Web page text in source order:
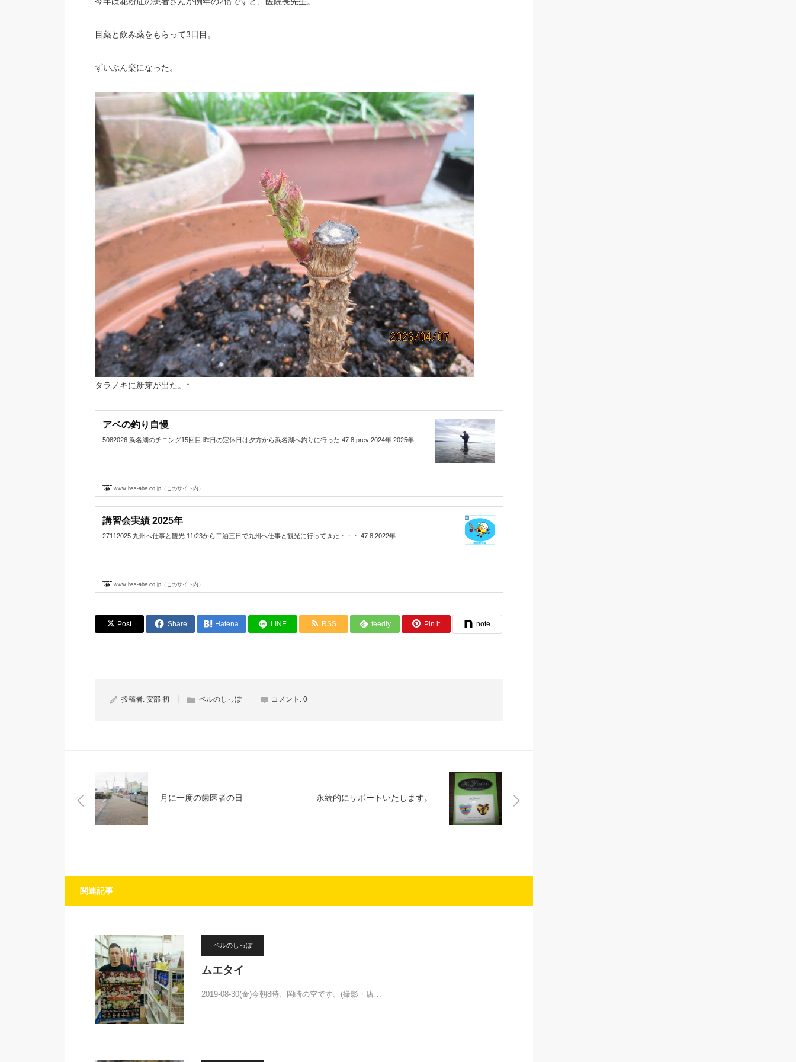
目薬と飲み薬をもらって3日目。
ずいぶん楽になった。
タラノキに新芽が出た。↑
アベの釣り自慢
5082026 浜名湖のチニング15回目 昨日の定休日は夕方から浜名湖へ釣りに行った 47 8 prev 2024年 2025年 ...
www.bss-abe.co.jp（このサイト内）
講習会実績 2025年
27112025 九州へ仕事と観光 11/23から二泊三日で九州へ仕事と観光に行ってきた・・・ 47 8 2022年 ...
www.bss-abe.co.jp（このサイト内）
Post Share Hatena LINE RSS feedly Pin it note
投稿者: 安部 初 ベルのしっぽ コメント: 0
月に一度の歯医者の日 永続的にサポートいたします。
関連記事
ベルのしっぽ
ムエタイ
2019-08-30(金)今朝8時、岡崎の空です。(撮影・店…